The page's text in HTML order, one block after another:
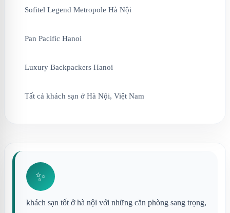
Sofitel Legend Metropole Hà Nội
Pan Pacific Hanoi
Luxury Backpackers Hanoi
Tất cả khách sạn ở Hà Nội, Việt Nam
✨
khách sạn tốt ở hà nội với những căn phòng sang trọng,